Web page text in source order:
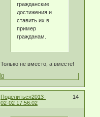
гражданские
достижения и
ставить их в
пример
гражданам.
Только не вместо, а вместе!
0
Поделиться 14
2013-
02-02 17:56:02